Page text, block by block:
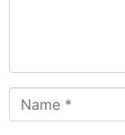
Name
*